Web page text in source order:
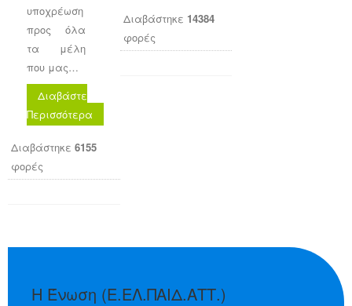
υποχρέωση
προς όλα
τα μέλη
που μας…
Διαβάστε
Περισσότερα
Διαβάστηκε 6155
φορές
Διαβάστηκε 14384
φορές
Η Ένωση (Ε.ΕΛ.ΠΑΙΔ.ΑΤΤ.)